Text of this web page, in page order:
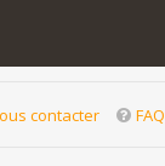
FAQ
contacter